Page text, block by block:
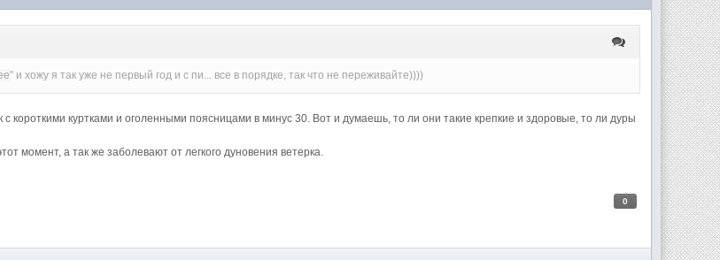
" и хожу я так уже не первый год и с пи... все в порядке, так что не переживайте))))
с короткими куртками и оголенными поясницами в минус 30. Вот и думаешь, то ли они такие крепкие и здоровые, то ли дуры
момент, а так же заболевают от легкого дуновения ветерка.
0